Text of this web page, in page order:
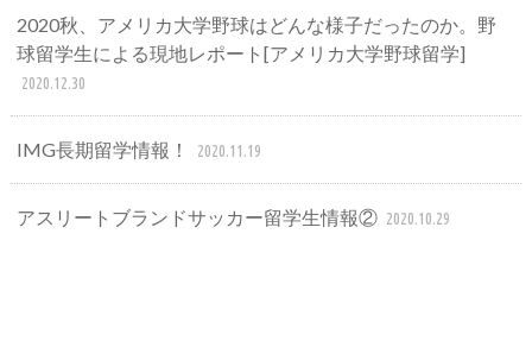
2020秋、アメリカ大学野球はどんな様子だったのか。野
球留学生による現地レポート[アメリカ大学野球留学]
2020.12.30
IMG長期留学情報！ 2020.11.19
アスリートブランドサッカー留学生情報② 2020.10.29